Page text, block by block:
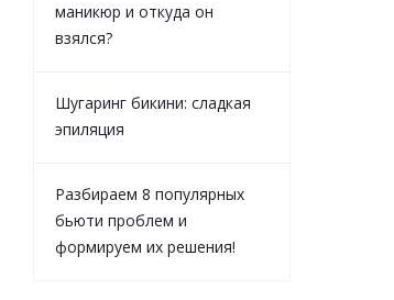
маникюр и откуда он
взялся?
Шугаринг бикини: сладкая
эпиляция
Разбираем 8 популярных
бьюти проблем и
формируем их решения!